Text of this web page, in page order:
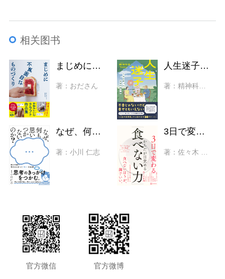
相关图书
まじめに不真面目なものづくり 本物みたいなクラフト作品集
著：おださん
人生迷子 立ち止まったときの処方箋
著：精神科医Tomy
なぜ、何も思いつかないのか？ 自分の頭で考える力がつく「問い」の技術
著：小川 仁志
3日で変わる からだが目覚める「食べない力」 細胞レベルで整う、生命科学者が実践するシンプルな習慣
官方微信 官方微博